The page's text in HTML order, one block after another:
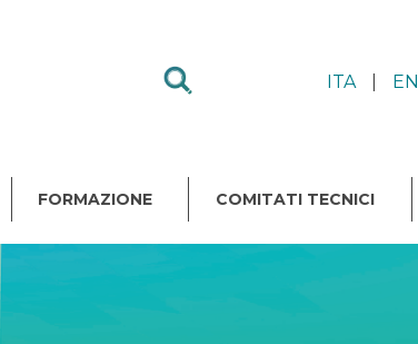
ITA EN
FORMAZIONE COMITATI TECNICI